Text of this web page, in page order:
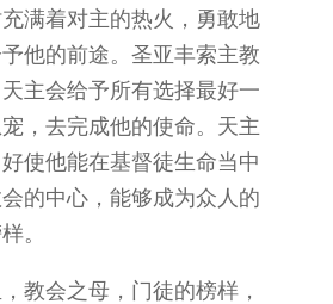
满着对主的热火，勇敢地
他的前途。圣亚丰索主教
主会给予所有选择最好一
，去完成他的使命。天主
使他能在基督徒生命当中
的中心，能够成为众人的
。
教会之母，门徒的榜样，